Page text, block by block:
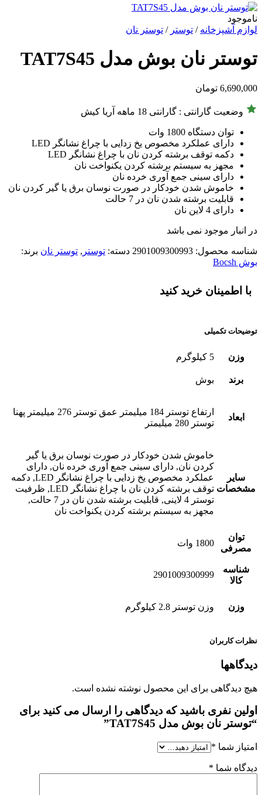
ناموجود
لوازم آشپزخانه / توستر / توستر نان
توستر نان بوش مدل TAT7S45
6,690,000 تومان
وضعیت گارانتی : گارانتی 18 ماهه آریا کیش
توان دستگاه 1800 وات
دارای عملکرد مخصوص یخ زدایی با چراغ نشانگر LED
دکمه توقف برشته کردن نان با چراغ نشانگر LED
مجهز به سیستم برشته کردن یکنواخت نان
دارای سینی جمع آوری خرده نان
خاموش شدن خودکار در صورت نوسان برق یا گیر کردن نان
قابلیت برشته شدن نان در 7 حالت
دارای 4 لاین نان
در انبار موجود نمی باشد
شناسه محصول: 2901009300993 دسته: توستر , توستر نان برند:
بوش Bocsh
با اطمینان خرید کنید
توضیحات تکمیلی
وزن 5 کیلوگرم
برند بوش
ابعاد
ارتفاع توستر 184 میلیمتر عمق توستر 276 میلیمتر پهنا
توستر 280 میلیمتر
سایر
مشخصات
خاموش شدن خودکار در صورت نوسان برق یا گیر
کردن نان, دارای سینی جمع آوری خرده نان, دارای
عملکرد مخصوص یخ زدایی با چراغ نشانگر LED, دکمه
توقف برشته کردن نان با چراغ نشانگر LED, ظرفیت
توستر 4 لاینی, قابلیت برشته شدن نان در 7 حالت,
مجهز به سیستم برشته کردن یکنواخت نان
توان
مصرفی
1800 وات
شناسه
کالا
2901009300999
وزن وزن توستر 2.8 کیلوگرم
نظرات کاربران
دیدگاهها
هیچ دیدگاهی برای این محصول نوشته نشده است.
اولین نفری باشید که دیدگاهی را ارسال می کنید برای
“توستر نان بوش مدل TAT7S45”
امتیاز شما *
دیدگاه شما *